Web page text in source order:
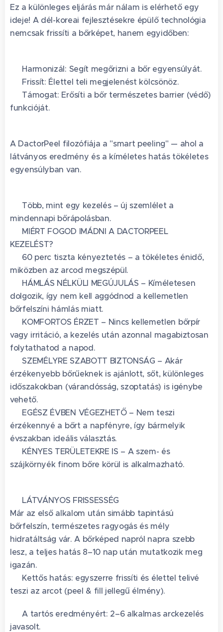
Ez a különleges eljárás már nálam is elérhető egy
ideje! A dél-koreai fejlesztésekre épülő technológia
nemcsak frissíti a bőrképet, hanem egyidőben:
🌿 Harmonizál: Segít megőrizni a bőr egyensúlyát.
🌿 Frissít: Élettel teli megjelenést kölcsönöz.
🌿 Támogat: Erősíti a bőr természetes barrier (védő)
funkcióját.
A DactorPeel filozófiája a "smart peeling" — ahol a
látványos eredmény és a kíméletes hatás tökéletes
egyensúlyban van.
✨ Több, mint egy kezelés – új szemlélet a
mindennapi bőrápolásban.
✨ MIÉRT FOGOD IMÁDNI A DACTORPEEL
KEZELÉST? ✨
💆‍♀️ 60 perc tiszta kényeztetés – a tökéletes énidő,
miközben az arcod megszépül.
🌿 HÁMLÁS NÉLKÜLI MEGÚJULÁS – Kíméletesen
dolgozik, így nem kell aggódnod a kellemetlen
bőrfelszíni hámlás miatt.
🌿 KOMFORTOS ÉRZET – Nincs kellemetlen bőrpír
vagy irritáció, a kezelés után azonnal magabiztosan
folytathatod a napod.
🌿 SZEMÉLYRE SZABOTT BIZTONSÁG – Akár
érzékenyebb bőrűeknek is ajánlott, sőt, különleges
időszakokban (várandósság, szoptatás) is igénybe
vehető.
🌿 EGÉSZ ÉVBEN VÉGEZHETŐ – Nem teszi
érzékennyé a bőrt a napfényre, így bármelyik
évszakban ideális választás.
🌿 KÉNYES TERÜLETEKRE IS – A szem- és
szájkörnyék finom bőre körül is alkalmazható.
✨ LÁTVÁNYOS FRISSESSÉG
Már az első alkalom után simább tapintású
bőrfelszín, természetes ragyogás és mély
hidratáltság vár. A bőrképed napról napra szebb
lesz, a teljes hatás 8–10 nap után mutatkozik meg
igazán.
💧 Kettős hatás: egyszerre frissíti és élettel telivé
teszi az arcot (peel & fill jellegű élmény).
🔁 A tartós eredményért: 2–6 alkalmas arckezelés
javasolt.